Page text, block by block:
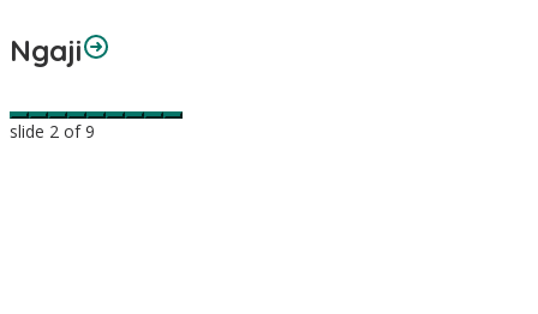
Ngaji
slide 2 of 9